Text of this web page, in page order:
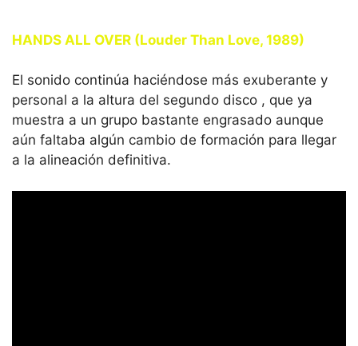
HANDS ALL OVER (Louder Than Love, 1989)
El sonido continúa haciéndose más exuberante y
personal a la altura del segundo disco , que ya
muestra a un grupo bastante engrasado aunque
aún faltaba algún cambio de formación para llegar
a la alineación definitiva.